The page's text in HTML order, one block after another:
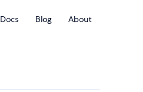
Docs Blog About